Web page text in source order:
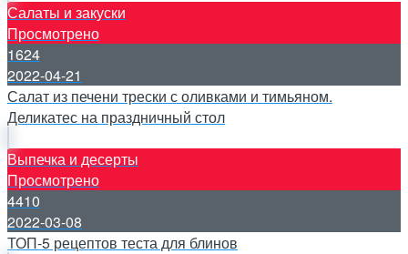
Салаты и закуски
Просмотрено
1624
2022-04-21
Салат из печени трески с оливками и тимьяном.
Деликатес на праздничный стол
Выпечка и десерты
Просмотрено
4410
2022-03-08
ТОП-5 рецептов теста для блинов